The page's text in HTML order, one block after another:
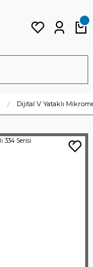
Dijital V Yataklı